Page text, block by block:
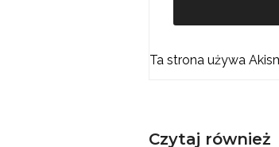
Ta strona używa
Czytaj również